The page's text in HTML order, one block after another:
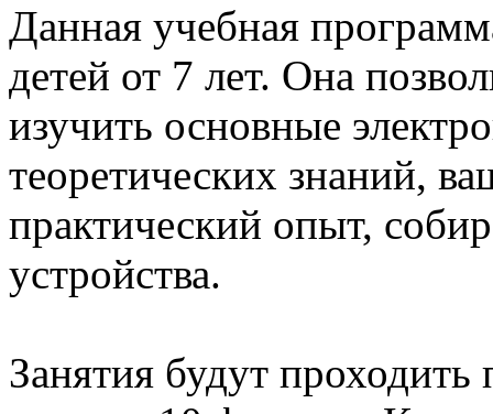
Данная учебная
детей от 7 лет. Она
изучить основные
теоретических знаний,
практический опыт,
устройства.
Занятия будут